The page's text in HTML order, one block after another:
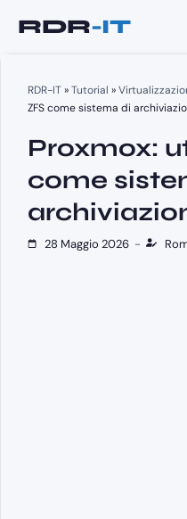
RDR-IT»Tutorial »
ZFS come sistema di
Proxmox:
come
28 Maggio 2026 -